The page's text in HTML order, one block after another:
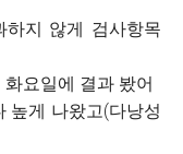
지 않게 검사항목
요일에 결과 봤어
높게 나왔고(다낭성